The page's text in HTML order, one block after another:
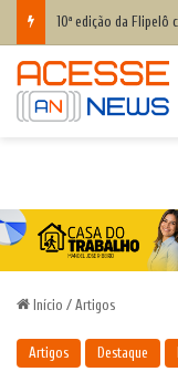
Início / Artigos
Artigos Destaque